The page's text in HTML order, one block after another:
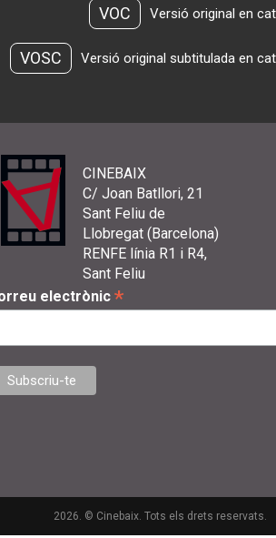
VOC Versió original en
VOSC Versió original subtitulada en
CINEBAIX
C/ Joan Batllori, 21
Sant Feliu de
Llobregat (Barcelona)
RENFE línia R1 i R4,
Sant Feliu
electrònic *
2026. © Cinebaix. Tots els drets reservats.